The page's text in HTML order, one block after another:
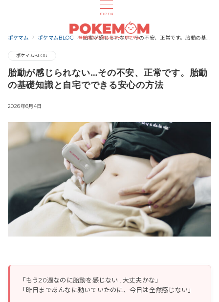
menu
ポケマム ポケマムBLOG 胎動が感じられない…その不安、正常です。胎動の基礎知識と自宅でできる安心の方法
ポケマムBLOG
胎動が感じられない…その不安、正常です。胎動
の基礎知識と自宅でできる安心の方法
2026年6月4日
「もう20週なのに胎動を感じない…大丈夫かな」
「昨日まであんなに動いていたのに、今日は全然感じない」